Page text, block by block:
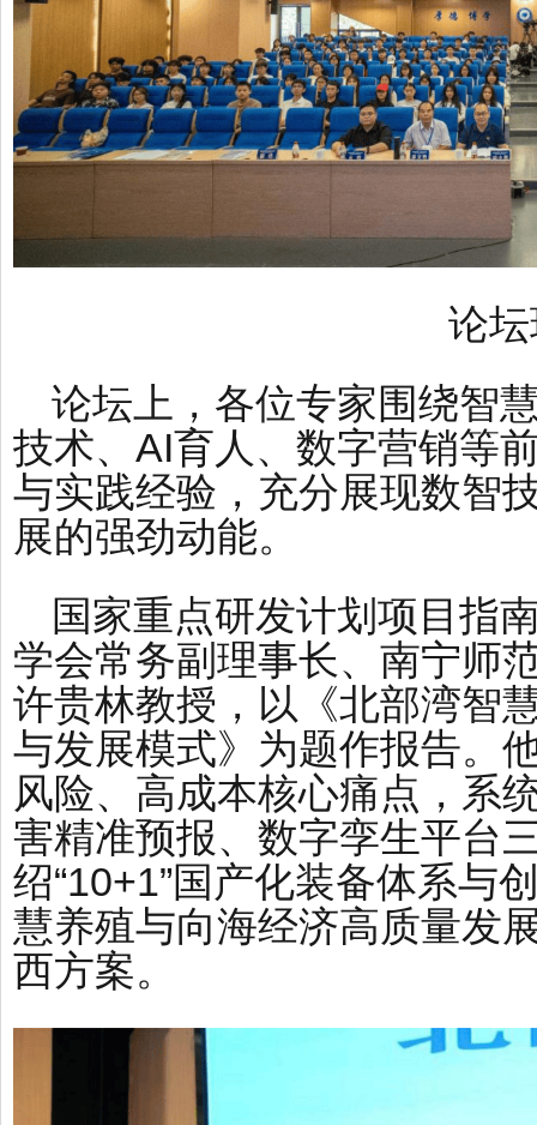
论
论坛上，各位专家围绕智
技术、AI育人、数字营销等
与实践经验，充分展现数智
展的强劲动能。
国家重点研发计划项目指
学会常务副理事长、南宁师
许贵林教授，以《北部湾智
与发展模式》为题作报告。
风险、高成本核心痛点，系
害精准预报、数字孪生平台
绍“10+1”国产化装备体系与
慧养殖与向海经济高质量发
西方案。